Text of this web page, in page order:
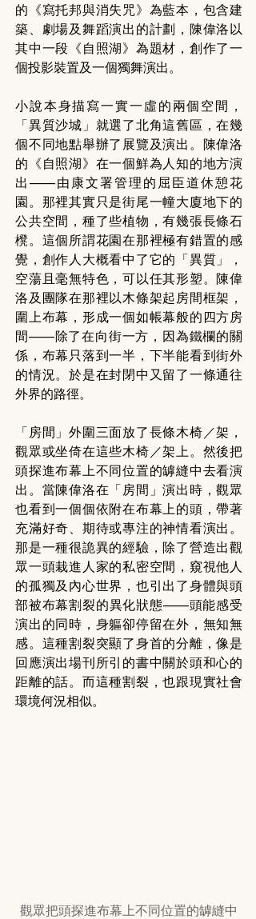
的《寫托邦與消失咒》為藍本，包含建
築、劇場及舞蹈演出的計劃，陳偉洛以
其中一段《自照湖》為題材，創作了一
個投影裝置及一個獨舞演出。
小說本身描寫一實一虛的兩個空間，
「異質沙城」就選了北角這舊區，在幾
個不同地點舉辦了展覽及演出。陳偉洛
的《自照湖》在一個鮮為人知的地方演
出——由康文署管理的屈臣道休憩花
園。那裡其實只是街尾一幢大廈地下的
公共空間，種了些植物，有幾張長條石
櫈。這個所謂花園在那裡極有錯置的感
覺，創作人大概看中了它的「異質」，
空蕩且毫無特色，可以任其形塑。陳偉
洛及團隊在那裡以木條架起房間框架，
圍上布幕，形成一個如帳幕般的四方房
間——除了在向街一方，因為鐵欄的關
係，布幕只落到一半，下半能看到街外
的情況。於是在封閉中又留了一條通往
外界的路徑。
「房間」外圍三面放了長條木椅／架，
觀眾或坐倚在這些木椅／架上。然後把
頭探進布幕上不同位置的罅縫中去看演
出。當陳偉洛在「房間」演出時，觀眾
也看到一個個依附在布幕上的頭，帶著
充滿好奇、期待或專注的神情看演出。
那是一種很詭異的經驗，除了營造出觀
眾一頭栽進人家的私密空間，窺視他人
的孤獨及內心世界，也引出了身體與頭
部被布幕割裂的異化狀態——頭能感受
演出的同時，身軀卻停留在外，無知無
感。這種割裂突顯了身首的分離，像是
回應演出場刊所引的書中關於頭和心的
距離的話。而這種割裂，也跟現實社會
環境何況相似。
觀眾把頭探進布幕上不同位置的罅縫中